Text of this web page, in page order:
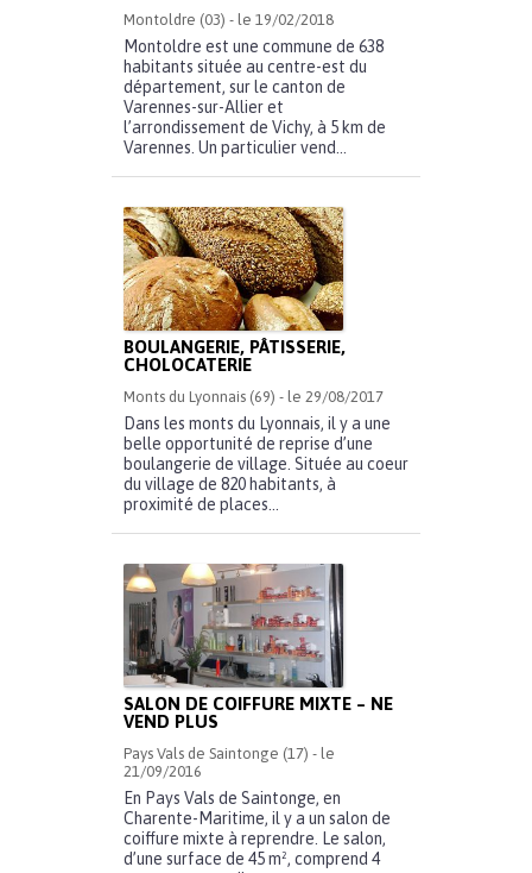
Montoldre (03) - le 19/02/2018
Montoldre est une commune de 638
habitants située au centre-est du
département, sur le canton de
Varennes-sur-Allier et
l’arrondissement de Vichy, à 5 km de
Varennes. Un particulier vend...
BOULANGERIE, PÂTISSERIE,
CHOLOCATERIE
Monts du Lyonnais (69) - le 29/08/2017
Dans les monts du Lyonnais, il y a une
belle opportunité de reprise d’une
boulangerie de village. Située au coeur
du village de 820 habitants, à
proximité de places...
SALON DE COIFFURE MIXTE – NE
VEND PLUS
Pays Vals de Saintonge (17) - le
21/09/2016
En Pays Vals de Saintonge, en
Charente-Maritime, il y a un salon de
coiffure mixte à reprendre. Le salon,
d’une surface de 45 m², comprend 4